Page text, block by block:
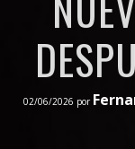
02/06/2026 por